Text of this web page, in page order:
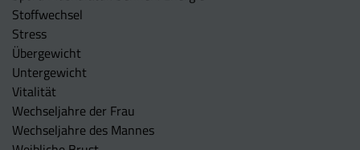
Stoffwechsel
Stress
Übergewicht
Untergewicht
Vitalität
Wechseljahre der Frau
Wechseljahre des Mannes